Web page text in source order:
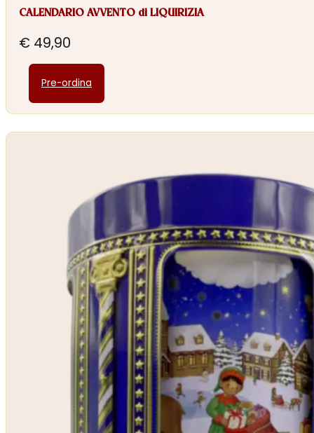
CALENDARIO AVVENTO di LIQUIRIZIA
€ 49,90
Pre-ordina